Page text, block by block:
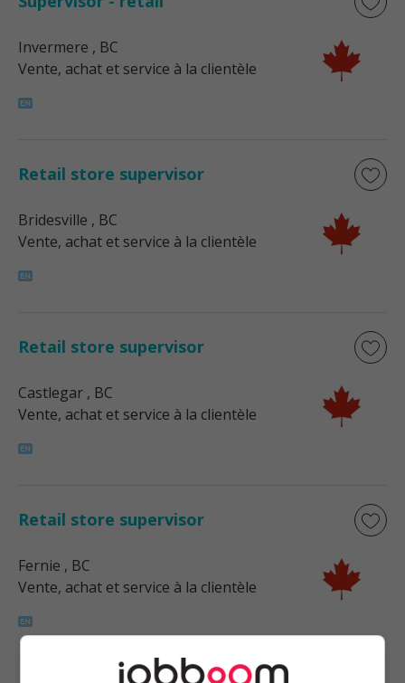
Invermere , BC
Vente, achat et service à la clientèle
Retail store supervisor
Bridesville , BC
Vente, achat et service à la clientèle
Retail store supervisor
Castlegar , BC
Vente, achat et service à la clientèle
Retail store supervisor
Fernie , BC
Vente, achat et service à la clientèle